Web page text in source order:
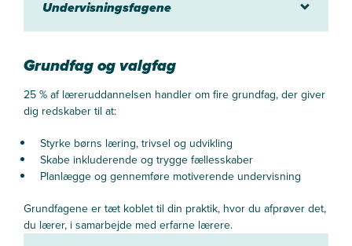
Hvis du ønsker dansk - eller matematik i Jelling - skal du
Adgangsbegrænsning og dimensionering
Der kan være adgangsbegrænsning eller dimensionering på
Undervisningsfagene
Grundfag og valgfag
25 % af læreruddannelsen handler om fire grundfag, der giver
dig redskaber til at:
Styrke børns læring, trivsel og udvikling
Skabe inkluderende og trygge fællesskaber
Planlægge og gennemføre motiverende undervisning
Grundfagene er tæt koblet til din praktik, hvor du afprøver det,
du lærer, i samarbejde med erfarne lærere.